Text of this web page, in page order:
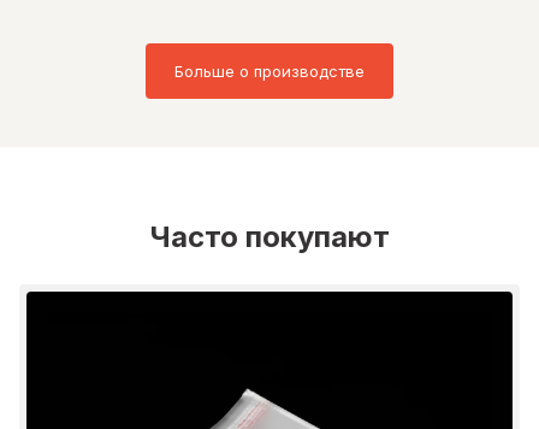
Больше о производстве
Часто покупают